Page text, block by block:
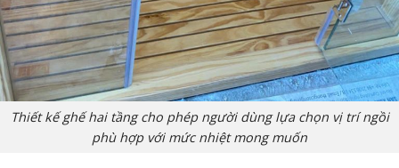
Thiết kế ghế hai tầng cho phép người dùng lựa chọn vị trí ngồi
phù hợp với mức nhiệt mong muốn